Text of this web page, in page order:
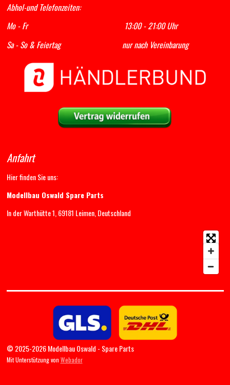
Abhol-und Telefonzeiten:
Mo - Fr 13:00 - 21:00 Uhr
Sa - So & Feiertag nur nach Vereinbarung
Anfahrt
Hier finden Sie uns:
Modellbau Oswald Spare Parts
In der Warthütte 1, 69181 Leimen, Deutschland
© 2025-2026 Modellbau Oswald - Spare Parts
Mit Unterstützung von Webador